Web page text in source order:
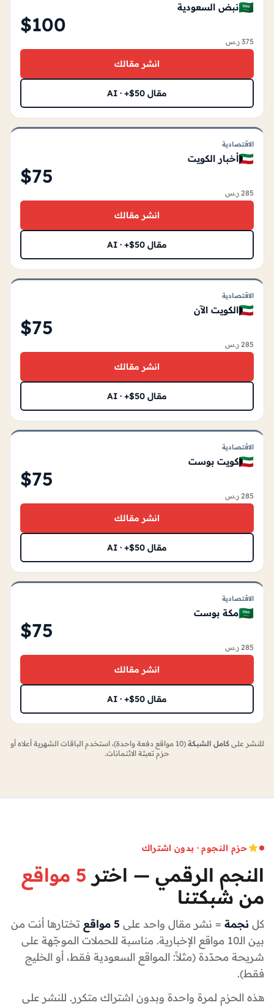
🇸🇦نبض السعودية
$100
375 ر.س
انشر مقالك
مقال AI · +$50
الاقتصادية
🇰🇼أخبار الكويت
$75
285 ر.س
انشر مقالك
مقال AI · +$50
الاقتصادية
🇰🇼الكويت الآن
$75
285 ر.س
انشر مقالك
مقال AI · +$50
الاقتصادية
🇰🇼كويت بوست
$75
285 ر.س
انشر مقالك
مقال AI · +$50
الاقتصادية
🇸🇦مكة بوست
$75
285 ر.س
انشر مقالك
مقال AI · +$50
للنشر علىكامل الشبكة
(10 مواقع دفعة واحدة)، استخدم الباقات الشهرية أعلاه أو
حزم تعبئة الائتمانات.
حزم النجوم · بدون اشتراك
النجم الرقمي — اختر 5 مواقع
من شبكتنا
كل نجمة = نشر مقال واحد على 5 مواقع
تختارها أنت من
بين الـ10 مواقع الإخبارية. مناسبة للحملات الموجّهة على
شريحة محدّدة (مثلاً: المواقع السعودية فقط، أو الخليج
فقط).
هذه الحزم لمرة واحدة وبدون اشتراك متكرر. للنشر على